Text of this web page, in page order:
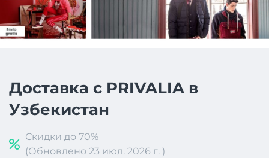
Доставка с PRIVALIA в
Узбекистан
Скидки до 70%
(Обновлено 23 июл. 2026 г. )